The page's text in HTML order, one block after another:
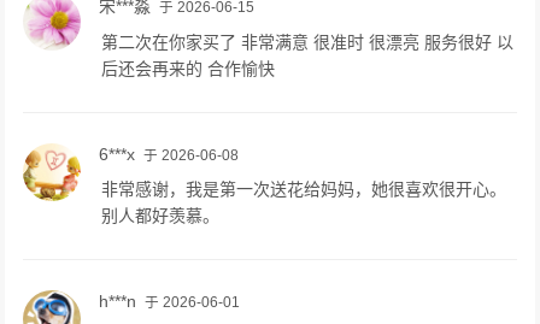
宋***淼 于 2026-06-15
第二次在你家买了 非常满意 很准时 很漂亮 服务很好 以
后还会再来的 合作愉快
6***x 于 2026-06-08
非常感谢，我是第一次送花给妈妈，她很喜欢很开心。
别人都好羡慕。
h***n 于 2026-06-01